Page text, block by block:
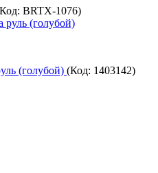
BRTX-1076)
(голубой) (Код: 1403142)